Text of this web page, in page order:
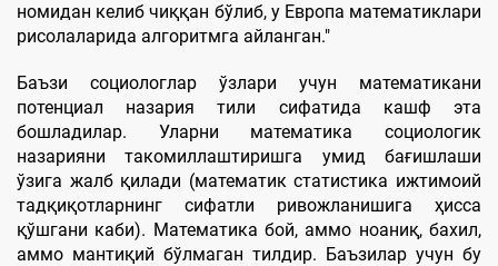
номидан келиб чиққан бўлиб, у Европа математиклари
рисолаларида алгоритмга айланган."
Баъзи социологлар ўзлари учун математикани
потенциал назария тили сифатида кашф эта
бошладилар. Уларни математика социологик
назарияни такомиллаштиришга умид бағишлаши
ўзига жалб қилади (математик статистика ижтимоий
тадқиқотларнинг сифатли ривожланишига ҳисса
қўшгани каби). Математика бой, аммо ноаниқ, бахил,
аммо мантиқий бўлмаган тилдир. Баъзилар учун бу